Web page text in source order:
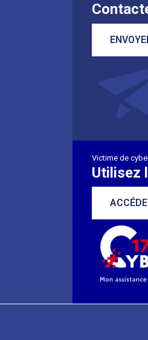
Victime de
Utilisez